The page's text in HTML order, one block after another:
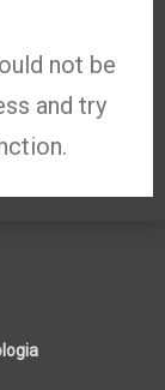
not be
and try